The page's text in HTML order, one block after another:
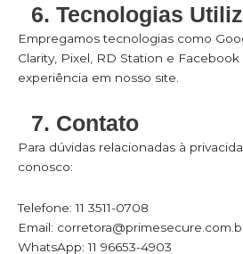
6. Tecnologias
Empregamos tecnologias como
Clarity, Pixel, RD Station e Facebook
experiência em nosso site.
7. Contato
Para dúvidas relacionadas à
conosco:
Telefone: 11 3511-0708
Email:
WhatsApp: 11 96653-4903